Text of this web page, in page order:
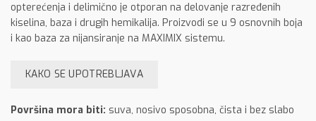
opterećenja i delimično je otporan na delovanje razređenih
kiselina, baza i drugih hemikalija. Proizvodi se u 9 osnovnih boja
i kao baza za nijansiranje na MAXIMIX sistemu.
KAKO SE UPOTREBLJAVA
Površina mora biti: suva, nosivo sposobna, čista i bez slabo